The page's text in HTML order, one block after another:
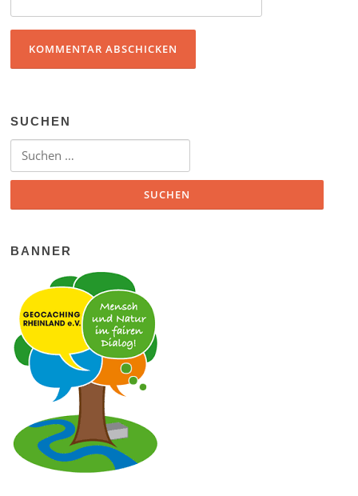
SUCHEN
Suchen nach:
BANNER